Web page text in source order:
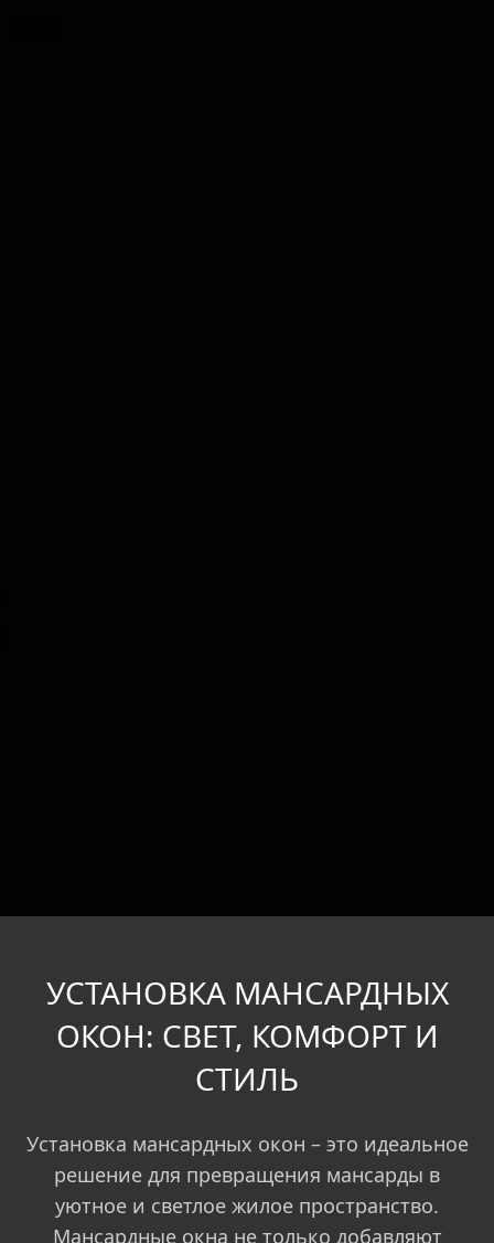
УСТАНОВКА МАНСАРДНЫХ
ОКОН: СВЕТ, КОМФОРТ И
СТИЛЬ
Установка мансардных окон – это идеальное
решение для превращения мансарды в
уютное и светлое жилое пространство.
Мансардные окна не только добавляют